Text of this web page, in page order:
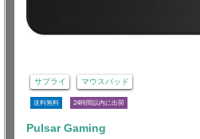
サプライ マウスパッド
送料無料 24時間以内に出荷
Pulsar Gaming